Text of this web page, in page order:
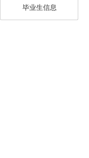
毕业生信息